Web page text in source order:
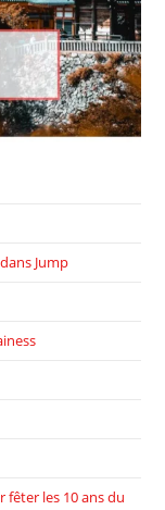
Jump
les 10 ans du